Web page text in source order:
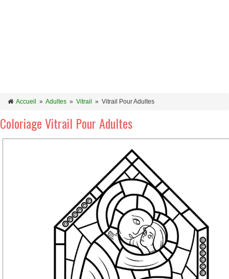
Accueil » Adultes » Vitrail » Vitrail Pour Adultes
Coloriage Vitrail Pour Adultes